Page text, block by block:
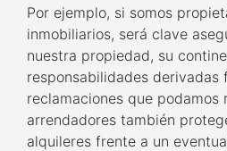
Por ejemplo, si somos
inmobiliarios, será clave
nuestra propiedad, su
responsabilidades derivadas
reclamaciones que podamos
arrendadores también
alquileres frente a un